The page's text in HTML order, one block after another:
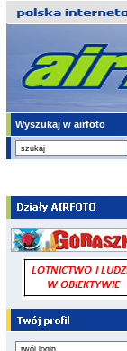
Wyszukaj w airfoto